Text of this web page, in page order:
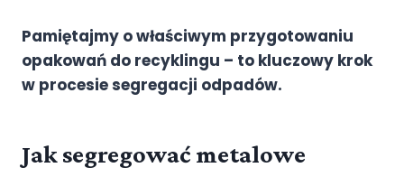
Pamiętajmy o właściwym przygotowaniu
opakowań do recyklingu – to kluczowy krok
w procesie segregacji odpadów.
Jak segregować metalowe